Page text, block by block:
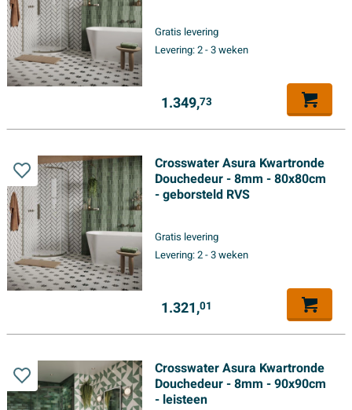
Gratis levering
Levering:2 - 3 weken
1.349,73
Crosswater Asura Kwartronde
Douchedeur - 8mm - 80x80cm
- geborsteld RVS
Gratis levering
Levering:2 - 3 weken
1.321,01
Crosswater Asura Kwartronde
Douchedeur - 8mm - 90x90cm
- leisteen